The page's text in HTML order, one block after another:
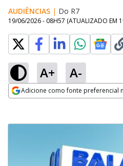
AUDIÊNCIAS | Do R7
19/06/2026 - 08H57 (ATUALIZADO EM
A+ A-
Adicione como fonte preferencial